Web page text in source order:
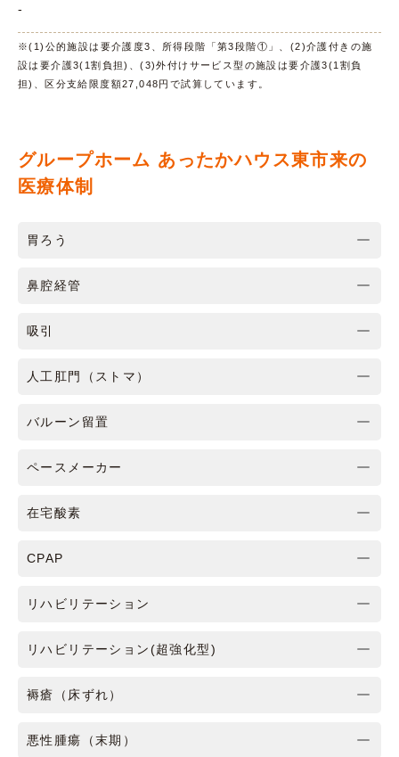
-
※(1)公的施設は要介護度3、所得段階「第3段階①」、(2)介護付きの施
設は要介護3(1割負担)、(3)外付けサービス型の施設は要介護3(1割負
担)、区分支給限度額27,048円で試算しています。
グループホーム あったかハウス東市来の
医療体制
胃ろう
鼻腔経管
吸引
人工肛門（ストマ）
バルーン留置
ペースメーカー
在宅酸素
CPAP
リハビリテーション
リハビリテーション(超強化型)
褥瘡（床ずれ）
悪性腫瘍（末期）